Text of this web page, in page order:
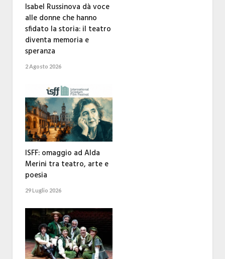
Isabel Russinova dà voce
alle donne che hanno
sfidato la storia: il teatro
diventa memoria e
speranza
2 Agosto 2026
ISFF: omaggio ad Alda
Merini tra teatro, arte e
poesia
29 Luglio 2026